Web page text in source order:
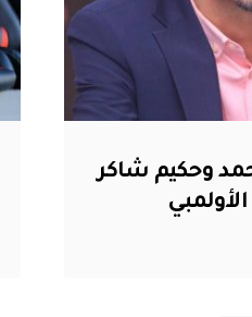
وحكيم شاكر